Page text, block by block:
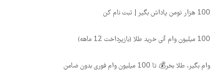
100 هزار تومن پاداش بگیر | ثبت نام کن
100 میلیون وام آنی خرید طلا (بازپرداخت 12 ماهه)
وام بگیر، طلا بخر💰 تا 100 میلیون وام فوری بدون ضامن